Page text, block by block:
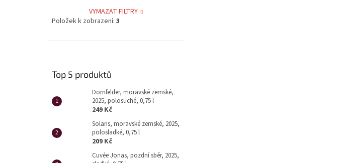
VYMAZAT FILTRY
Položek k zobrazení: 3
Top 5 produktů
Dornfelder, moravské zemské,
2025, polosuché, 0,75 l
249 Kč
Solaris, moravské zemské, 2025,
polosladké, 0,75 l
209 Kč
Cuvée Jonas, pozdní sběr, 2025,